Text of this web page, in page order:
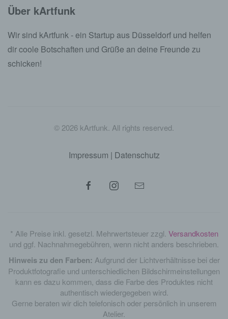
Über kArtfunk
Wir sind kArtfunk - ein Startup aus Düsseldorf und helfen
dir coole Botschaften und Grüße an deine Freunde zu
schicken!
© 2026 kArtfunk. All rights reserved.
Impressum | Datenschutz
* Alle Preise inkl. gesetzl. Mehrwertsteuer zzgl. Versandkosten
und ggf. Nachnahmegebühren, wenn nicht anders beschrieben.
Hinweis zu den Farben: Aufgrund der Lichtverhältnisse bei der
Produktfotografie und unterschiedlichen Bildschirmeinstellungen
kann es dazu kommen, dass die Farbe des Produktes nicht
authentisch wiedergegeben wird.
Gerne beraten wir dich telefonisch oder persönlich in unserem
Atelier.